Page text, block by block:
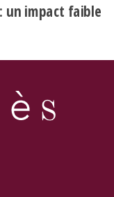
un impact faible